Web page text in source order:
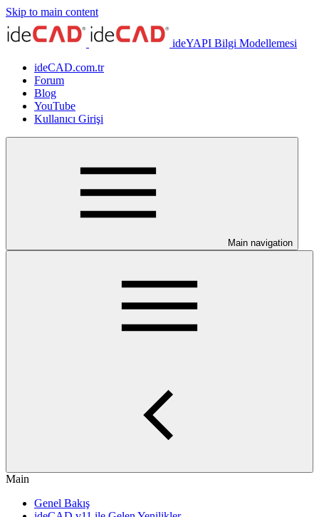
Skip to main content
ideYAPI Bilgi Modellemesi
ideCAD.com.tr
Forum
Blog
YouTube
Kullanıcı Girişi
Main navigation
Main
Genel Bakış